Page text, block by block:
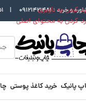
رد کردن به ناوبری
رد کردن به محتوای اصلی
و خرید :09121421481
|
پانیک خرید کاغذ پوستی